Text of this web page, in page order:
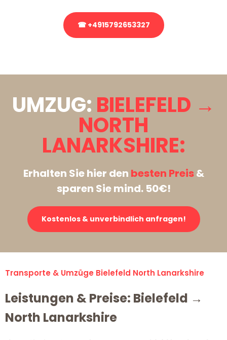
☎ +4915792653327
UMZUG: BIELEFELD →
NORTH
LANARKSHIRE:
Erhalten Sie hier den besten Preis&
sparen Sie mind. 50€!
Kostenlos & unverbindlich anfragen!
Transporte & Umzüge Bielefeld North Lanarkshire
Leistungen & Preise: Bielefeld →
North Lanarkshire